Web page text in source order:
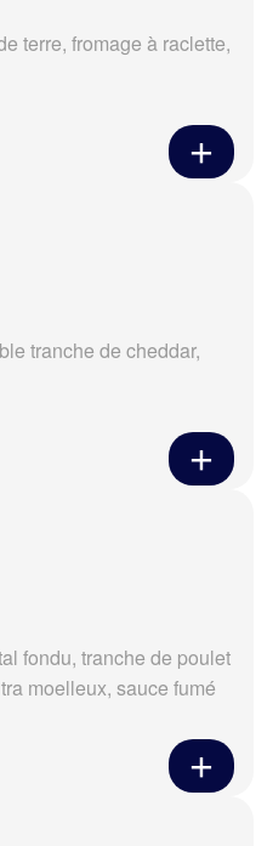
terre, fromage à raclette,
tranche de cheddar,
fondu, tranche de poulet
moelleux, sauce fumé